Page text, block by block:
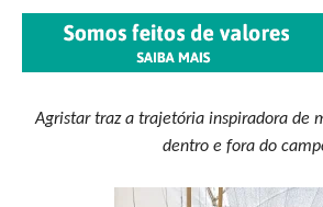
Agristar traz a trajetória inspiradora de
dentro e fora do